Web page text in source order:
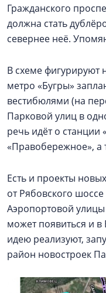
Гражданского
должна стать
севернее неё.
В схеме фигурируют
метро «Бугры»
вестибюлями (на
Парковой улиц в
речь идёт о станции
«Правобережное», а
Есть и проекты
от Рябовского
Аэропортовой
может появиться и в
идею реализуют,
район новостроек